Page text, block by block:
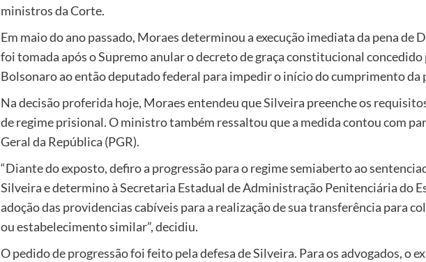
ministros da Corte.
Em maio do ano passado, Moraes determinou a execução imediata da pena de
foi tomada após o Supremo anular o decreto de graça constitucional
Bolsonaro ao então deputado federal para impedir o início do cumprimento da
Na decisão proferida hoje, Moraes entendeu que Silveira preenche os
de regime prisional. O ministro também ressaltou que a medida contou com
Geral da República (PGR).
“Diante do exposto, defiro a progressão para o regime semiaberto ao
Silveira e determino à Secretaria Estadual de Administração Penitenciária do
adoção das providencias cabíveis para a realização de sua transferência para
ou estabelecimento similar”, decidiu.
O pedido de progressão foi feito pela defesa de Silveira. Para os advogados, o